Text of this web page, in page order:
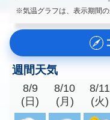
※気温グラフは、表示期間の
週間天気
8/9
(日)
8/10
(月)
8/11
(火)